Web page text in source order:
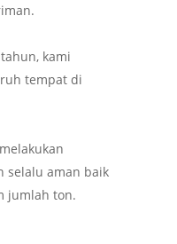
kami
tempat di
selalu aman baik
jumlah ton.